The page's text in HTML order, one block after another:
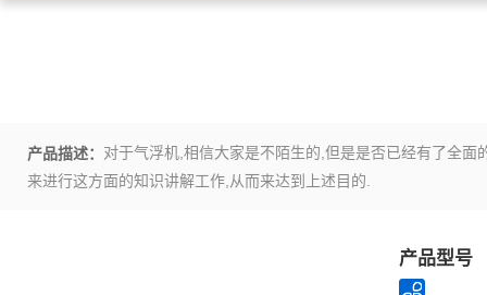
产品描述： 对于气浮机,相信大家是不陌生的,但是是否已经有了全
来进行这方面的知识讲解工作,从而来达到上述目的.
产品型号